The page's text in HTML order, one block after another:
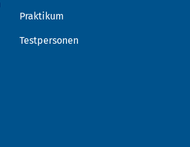
Praktikum
Testpersonen